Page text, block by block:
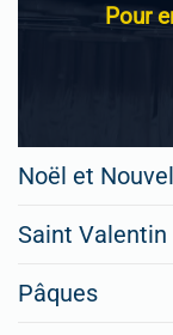
Pour
Noël et
Saint Valentin
Pâques